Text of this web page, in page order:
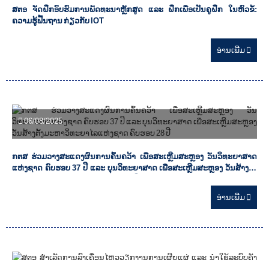
ສຕອ ຈັດຝຶກອົບຮົມການພັດທະນາຫຼັກສູດ ແລະ ຝຶກເພື່ອເປັນຄູຝຶກ ໃນຫົວຂໍ້:
ຄວາມຮູ້ຟື້ນຖານ ກ່ຽວກັບ IOT
ອ່ານ​ເພີ່ມ
06/08/2025
ກຕສ ຮ່ວມວາງສະແດງຜົນການຄົ້ນຄວ້າ ເພື່ອສະເຫຼີມສະຫຼອງ ວັນວິທະຍາສາດ
ແຫ່ງຊາດ ຄົບຮອບ 37 ປີ ແລະ ບຸນວິທະຍາສາດ ເພື່ອສະເຫຼີມສະຫຼອງ ວັນສ້າງຕັ້ງ
ອ່ານ​ເພີ່ມ